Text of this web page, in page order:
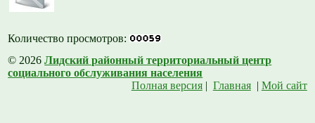
Количество просмотров:
© 2026Лидский районный территориальный центр
социального обслуживания населения
Полная версия| Главная| Мой сайт